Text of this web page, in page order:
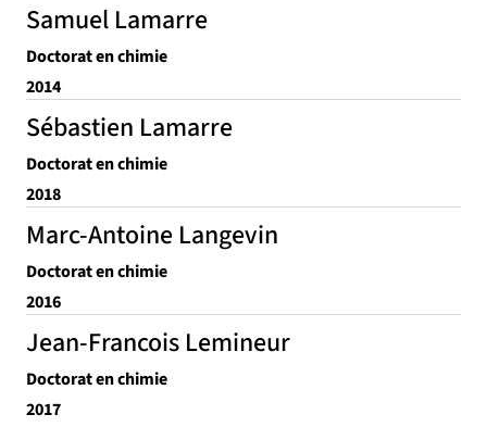
Samuel Lamarre
Doctorat en chimie
2014
Sébastien Lamarre
Doctorat en chimie
2018
Marc-Antoine Langevin
Doctorat en chimie
2016
Jean-Francois Lemineur
Doctorat en chimie
2017